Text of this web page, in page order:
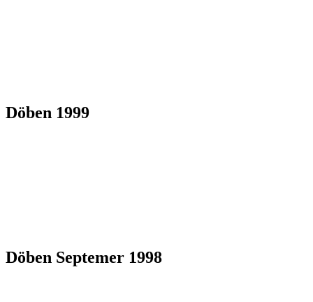
Döben 1999
Döben Septemer 1998